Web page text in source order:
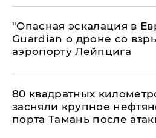
"Опасная эскалация в
Guardian о дроне со
аэропорту Лейпцига
80 квадратных
засняли крупное
порта Тамань после